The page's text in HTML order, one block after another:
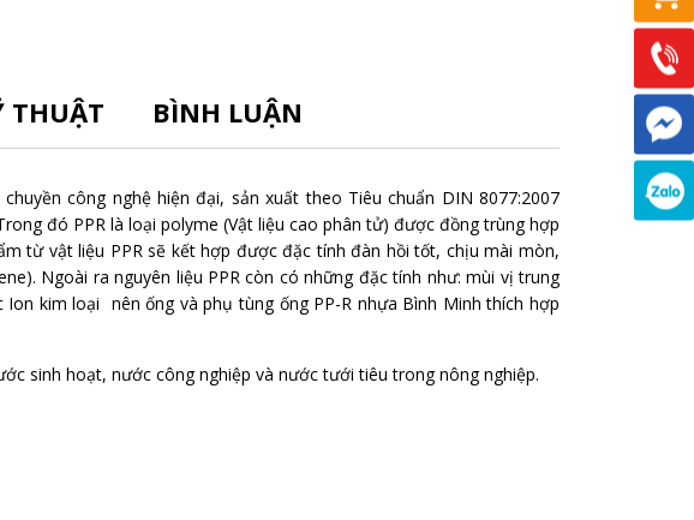
THUẬT BÌNH LUẬN
công nghệ hiện đại, sản xuất theo Tiêu chuẩn DIN 8077:2007
đó PPR là loại polyme (Vật liệu cao phân tử) được đồng trùng hợp
từ vật liệu PPR sẽ kết hợp được đặc tính đàn hồi tốt, chịu mài mòn,
Ngoài ra nguyên liệu PPR còn có những đặc tính như: mùi vị trung
kim loại nên ống và phụ tùng ống PP-R nhựa Bình Minh thích hợp
sinh hoạt, nước công nghiệp và nước tưới tiêu trong nông nghiệp.